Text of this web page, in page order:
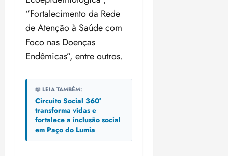
“Fortalecimento da Rede
de Atenção à Saúde com
Foco nas Doenças
Endêmicas”, entre outros.
📖 LEIA TAMBÉM:
Circuito Social 360°
transforma vidas e
fortalece a inclusão social
em Paço do Lumia